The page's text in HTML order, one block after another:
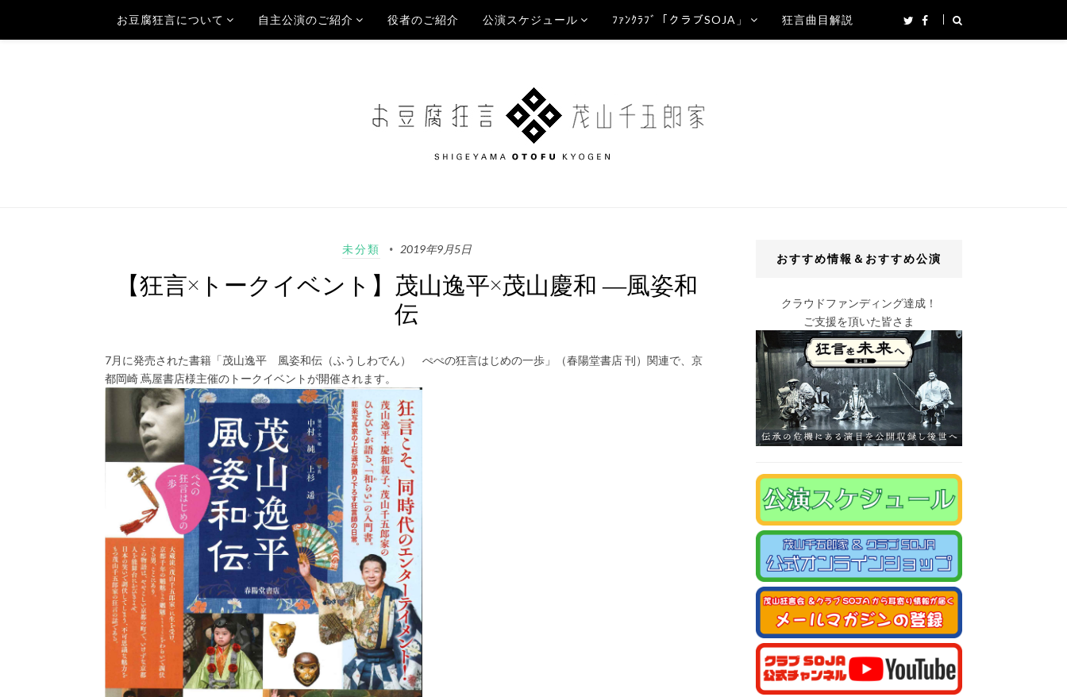
お豆腐狂言について 自主公演のご紹介 役者のご紹介 公演スケジュール ﾌｧﾝｸﾗﾌﾞ「クラブSOJA」 狂言曲目解説
未分類 2019年9月5日
【狂言×トークイベント】茂山逸平×茂山慶和 ―風姿和
伝
7月に発売された書籍「茂山逸平 風姿和伝（ふうしわでん） ぺぺの狂言はじめの一歩」（春陽堂書店 刊）関連で、京
都岡崎 蔦屋書店様主催のトークイベントが開催されます。
おすすめ情報＆おすすめ公演
クラウドファンディング達成！
ご支援を頂いた皆さま